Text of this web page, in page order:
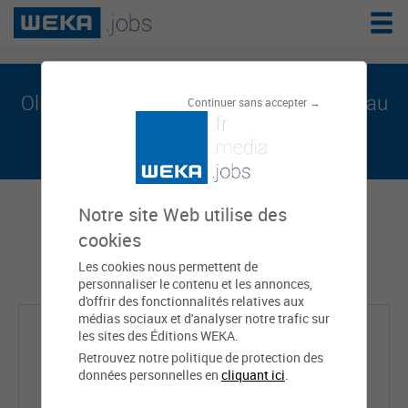
Continuer sans accepter →
Notre site Web utilise des
cookies
Les cookies nous permettent de
personnaliser le contenu et les annonces,
d'offrir des fonctionnalités relatives aux
médias sociaux et d'analyser notre trafic sur
les sites des Éditions WEKA.
Retrouvez notre politique de protection des
données personnelles en cliquant ici.
Olivia MIGEOT est sur weka.jobs, le réseau
de l'emploi public